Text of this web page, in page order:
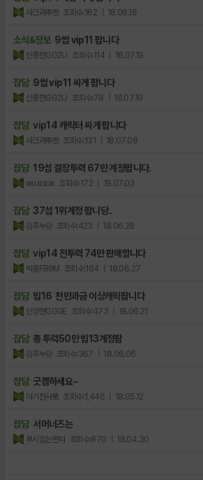
샤크라뿌쁘 조회수:162 | 18.08.16
소식&정보 9썹 vip11 팝니다
신종한GG2U 조회수:114 | 18.07.19
잡담 9썹 vip11 싸게 팝니다
신종한GG2U 조회수:78 | 18.07.19
잡담 vip14 캐릭터 싸게 팝니다
샤크라뿌쁘 조회수:131 | 18.07.08
잡담 19섭 결장투력 67만 계정팝니다.
wuxisoa 조회수:172 | 18.07.03
잡담 37섭 1위계정 팝니당..
김주누당 조회수:423 | 18.06.28
잡담 vip14 전투력 74만 판매합니다
박훈FB9M 조회수:164 | 18.06.27
잡담 빕16 천만과금 이상캐릭팝니다
신영현GG0E 조회수:473 | 18.06.21
잡담 총 투럭50만 빕13계정팜
김주누당 조회수:367 | 18.06.06
잡담 굿겜하세요~
아기천사뚱 조회수:1,446 | 18.05.12
잡담 서머너즈는
루시없는찐따 조회수:870 | 18.04.30